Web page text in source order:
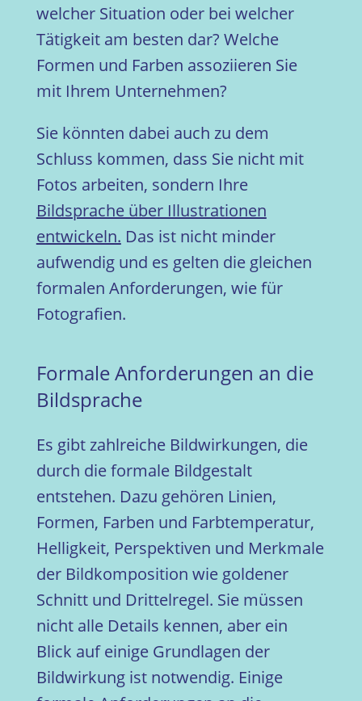
welcher Situation oder bei welcher
Tätigkeit am besten dar? Welche
Formen und Farben assoziieren Sie
mit Ihrem Unternehmen?
Sie könnten dabei auch zu dem
Schluss kommen, dass Sie nicht mit
Fotos arbeiten, sondern Ihre
Bildsprache über Illustrationen
entwickeln. Das ist nicht minder
aufwendig und es gelten die gleichen
formalen Anforderungen, wie für
Fotografien.
Formale Anforderungen an die
Bildsprache
Es gibt zahlreiche Bildwirkungen, die
durch die formale Bildgestalt
entstehen. Dazu gehören Linien,
Formen, Farben und Farbtemperatur,
Helligkeit, Perspektiven und Merkmale
der Bildkomposition wie goldener
Schnitt und Drittelregel. Sie müssen
nicht alle Details kennen, aber ein
Blick auf einige Grundlagen der
Bildwirkung ist notwendig. Einige